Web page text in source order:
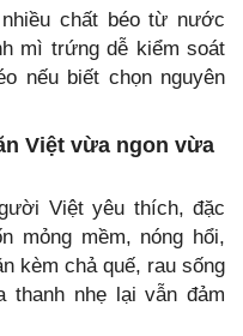
chất béo từ nước
mì trứng dễ kiểm soát
nếu biết chọn nguyên
Việt vừa ngon vừa
Việt yêu thích, đặc
mỏng mềm, nóng hổi,
kèm chả quế, rau sống
thanh nhẹ lại vẫn đảm